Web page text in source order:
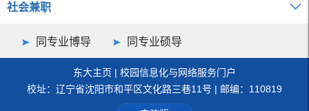
社会兼职
同专业博导 同专业硕导
东大主页 | 校园信息化与网络服务门户
校址：辽宁省沈阳市和平区文化路三巷11号 | 邮编：110819